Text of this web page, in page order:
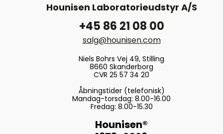
Hounisen Laboratorieudstyr A/S
+45 86 21 08 00
salg@hounisen.com
Niels Bohrs Vej 49, Stilling
8660 Skanderborg
CVR 25 57 34 20
Åbningstider (telefonisk)
Mandag-torsdag: 8.00-16.00
Fredag: 8.00-15.30
Hounisen®